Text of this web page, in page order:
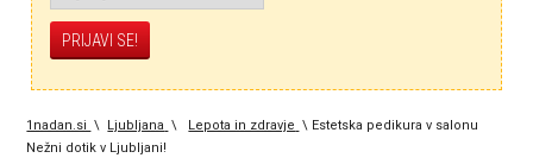
1nadan.si \ Ljubljana \ Lepota in zdravje \ Estetska pedikura v salonu
Nežni dotik v Ljubljani!